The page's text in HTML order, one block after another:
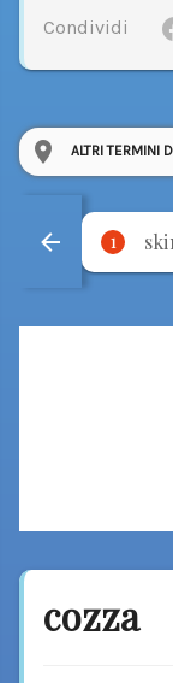
Condividi
ALTRI TERMINI
1
cozza